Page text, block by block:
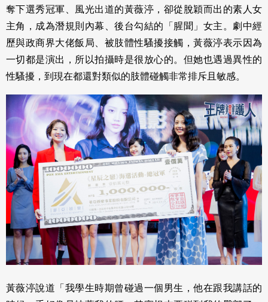
奪下選秀冠軍、風光出道的黃薇渟，卻從脫穎而出的素人女
主角，成為潛規則內幕、後台勾結的「腥聞」女主。劇中經
歷與政商界大佬飯局、被肢體性騷擾接觸，黃薇渟表示因為
一切都是演出，所以拍攝時是很放心的。但她也遇過異性的
性騷擾，到現在都還對類似的肢體碰觸非常排斥且敏感。
黃薇渟說道「我學生時期曾碰過一個男生，他在跟我講話的